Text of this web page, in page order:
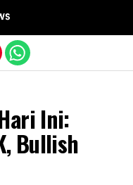
Ini:
Bullish